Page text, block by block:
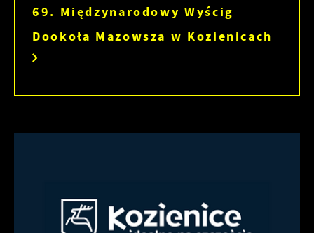
69. Międzynarodowy Wyścig
Dookoła Mazowsza w Kozienicach